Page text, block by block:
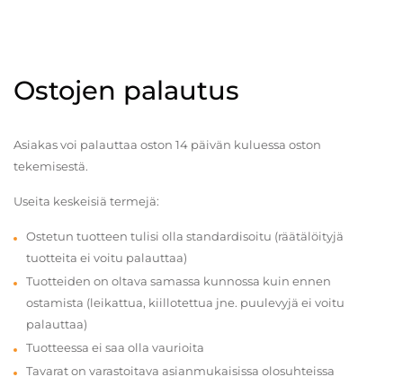
Ostojen palautus
Asiakas voi palauttaa oston 14 päivän kuluessa oston
tekemisestä.
Useita keskeisiä termejä:
Ostetun tuotteen tulisi olla standardisoitu (räätälöityjä
tuotteita ei voitu palauttaa)
Tuotteiden on oltava samassa kunnossa kuin ennen
ostamista (leikattua, kiillotettua jne. puulevyjä ei voitu
palauttaa)
Tuotteessa ei saa olla vaurioita
Tavarat on varastoitava asianmukaisissa olosuhteissa